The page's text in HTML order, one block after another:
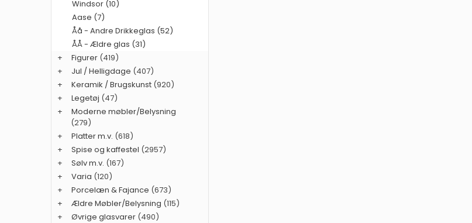
Windsor (10)
Aase (7)
Åå - Andre Drikkeglas (52)
ÅÅ - Ældre glas (31)
+
Figurer (419)
+
Jul / Helligdage (407)
+
Keramik / Brugskunst (920)
+
Legetøj (47)
+
Moderne møbler/Belysning
(279)
+
Platter m.v. (618)
+
Spise og kaffestel (2957)
+
Sølv m.v. (167)
+
Varia (120)
+
Porcelæn & Fajance (673)
+
Ældre Møbler/Belysning (115)
+
Øvrige glasvarer (490)